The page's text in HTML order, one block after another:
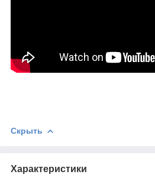
Скрыть
Характеристики